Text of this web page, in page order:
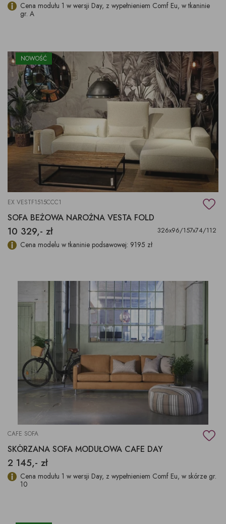
Cena modułu 1 w wersji Day, z wypełnieniem Comf Eu, w tkaninie
gr. A
NOWOŚĆ
EX VESTF1515CCC1
SOFA BEŻOWA NAROŻNA VESTA FOLD
10 329,- zł 326x96/157x74/112
Cena modelu w tkaninie podsawowej: 9195 zł
CAFE SOFA
SKÓRZANA SOFA MODUŁOWA CAFE DAY
2 145,- zł
Cena modułu 1 w wersji Day, z wypełnieniem Comf Eu, w skórze gr.
10